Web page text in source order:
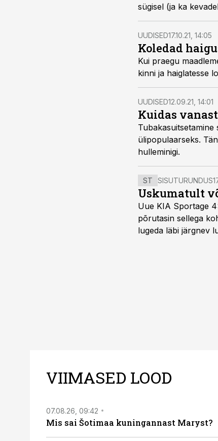
sügisel (ja ka
UUDISED17.10.21, 14:05
Koledad
Kui praegu
kinni ja haiglatesse
UUDISED12.09.21, 14:01
Kuidas
ülipopulaarseks.
hulleminigi.
ST SISUTURUNDUS
Uskumatult
Uue KIA Sportage
põrutasin sellega
lugeda läbi järgnev
VIIMASED LOOD
07.08.26, 09:42
Mis sai Šotimaa kuningannast Maryst?